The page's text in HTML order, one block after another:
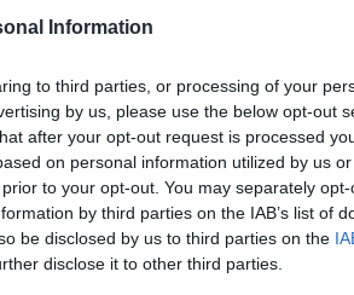
Information
to third parties, or processing of your
by us, please use the below opt-out
after your opt-out request is processed
on personal information utilized by us
to your opt-out. You may separately
by third parties on the IAB’s list of
be disclosed by us to third parties on the
disclose it to other third parties.